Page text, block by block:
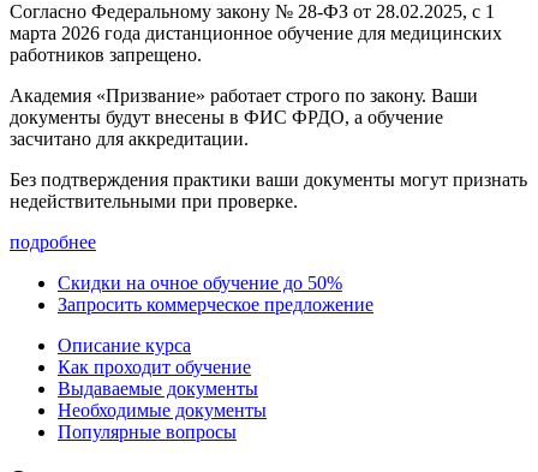
Согласно Федеральному закону № 28-ФЗ от 28.02.2025, с 1
марта 2026 года дистанционное обучение для медицинских
работников запрещено.
Академия «Призвание» работает строго по закону. Ваши
документы будут внесены в ФИС ФРДО, а обучение
засчитано для аккредитации.
Без подтверждения практики ваши документы могут признать
недействительными при проверке.
подробнее
Скидки на очное обучение до 50%
Запросить коммерческое предложение
Описание курса
Как проходит обучение
Выдаваемые документы
Необходимые документы
Популярные вопросы